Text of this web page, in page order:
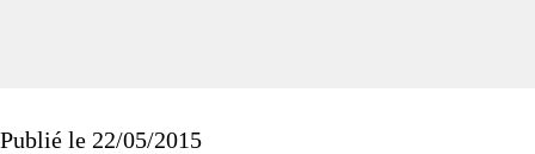
Publié le 22/05/2015